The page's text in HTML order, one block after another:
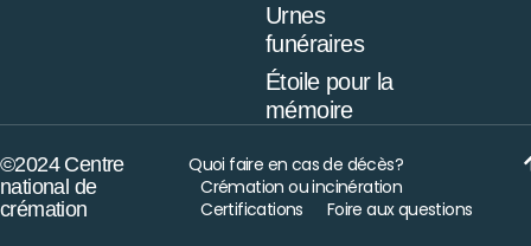
Urnes
funéraires
Étoile pour la
mémoire
©2024 Centre
national de
crémation
Quoi faire en cas de décès?
Crémation ou incinération
Certifications
Foire aux questions